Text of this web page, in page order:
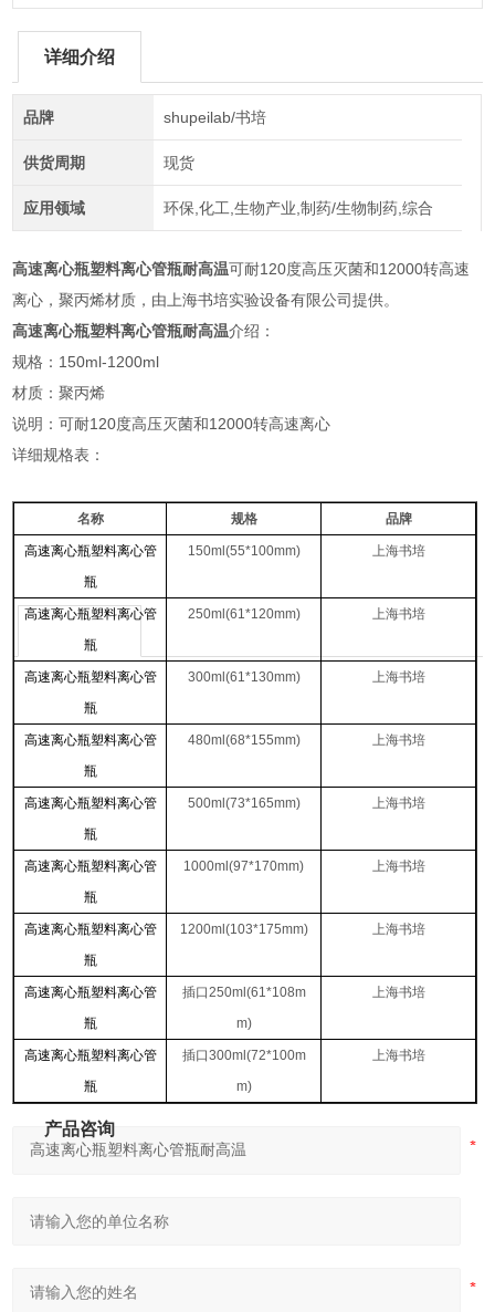
详细介绍
品牌 shupeilab/书培
供货周期 现货
应用领域 环保,化工,生物产业,制药/生物制药,综合
高速离心瓶塑料离心管瓶耐高温可耐120度高压灭菌和12000转高速
离心，聚丙烯材质，由上海书培实验设备有限公司提供。
高速离心瓶塑料离心管瓶耐高温介绍：
规格：150ml-1200ml
材质：聚丙烯
说明：可耐120度高压灭菌和12000转高速离心
详细规格表：
名称 规格 品牌
高速离心瓶塑料离心管
瓶
150ml(55*100mm) 上海书培
高速离心瓶塑料离心管
瓶
250ml(61*120mm) 上海书培
高速离心瓶塑料离心管
瓶
300ml(61*130mm) 上海书培
高速离心瓶塑料离心管
瓶
480ml(68*155mm) 上海书培
高速离心瓶塑料离心管
瓶
500ml(73*165mm) 上海书培
高速离心瓶塑料离心管
瓶
1000ml(97*170mm) 上海书培
高速离心瓶塑料离心管
瓶
1200ml(103*175mm) 上海书培
高速离心瓶塑料离心管
瓶
插口250ml(61*108m
m)
上海书培
高速离心瓶塑料离心管
瓶
插口300ml(72*100m
m)
上海书培
产品咨询